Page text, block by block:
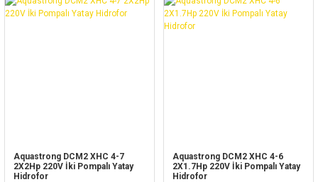
Aquastrong DCM2 XHC 4-7
2X2Hp 220V İki Pompalı Yatay
Hidrofor
Aquastrong DCM2 XHC 4-6
2X1.7Hp 220V İki Pompalı Yatay
Hidrofor